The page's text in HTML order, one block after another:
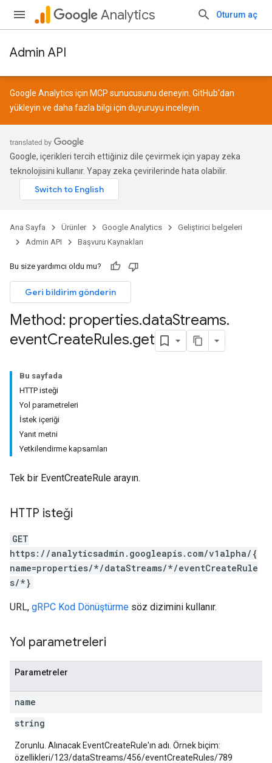
Analytics Oturum aç
Admin API
Google Analytics için MCP sunucusunu deneyin. GitHub'dan
yükleyin ve daha fazla bilgi için duyuruyu inceleyin.
Google, içerikleri tercih ettiğiniz dile çevirmek için yapay zeka
teknolojisini kullanır. Yapay zeka çevirilerinde hata olabilir.
Ana Sayfa Ürünler Google Analytics
Geliştirici belgeleri
Admin API
Başvuru Kaynakları
Bu size yardımcı oldu mu?
Geri bildirim gönderin
Method: properties.dataStreams.
eventCreateRules.get
Bu sayfada
HTTP isteği
Yol parametreleri
İstek içeriği
Yanıt metni
Yetkilendirme kapsamları
Tek bir EventCreateRule arayın.
HTTP isteği
GET
https://analyticsadmin.googleapis.com/v1alpha/{
name=properties/*/dataStreams/*/eventCreateRule
s/*}
URL, gRPC Kod Dönüştürme söz dizimini kullanır.
Yol parametreleri
Parametreler
name
string
Zorunlu. Alınacak EventCreateRule'ın adı. Örnek biçim:
özellikleri/123/dataStreams/456/eventCreateRules/789